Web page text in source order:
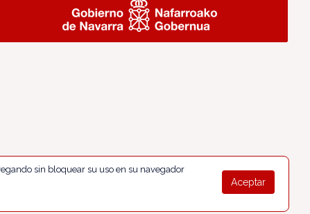
Aceptar
sin bloquear su uso en su navegador